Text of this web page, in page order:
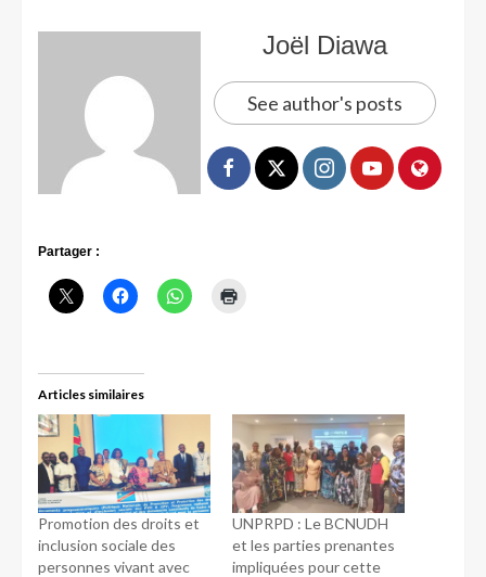
Joël Diawa
See author's posts
Partager :
Articles similaires
Promotion des droits et
inclusion sociale des
personnes vivant avec
UNPRPD : Le BCNUDH
et les parties prenantes
impliquées pour cette